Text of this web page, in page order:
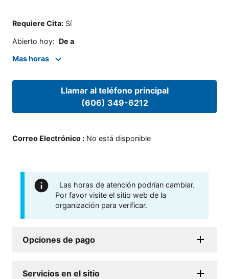
Requiere Cita: Sí
Abierto hoy: De a
Mas horas
Llamar al teléfono principal
(606) 349-6212
Correo Electrónico : No está disponible
Las horas de atención podrían cambiar.
Por favor visite el sitio web de la
organización para verificar.
Opciones de pago
Servicios en el sitio